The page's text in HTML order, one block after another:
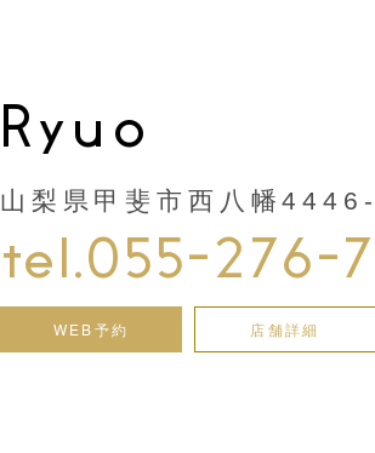
Ryuo
山梨県甲斐市西八幡
tel.055-276-
WEB予約 店舗詳細